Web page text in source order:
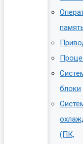
блоки
(ПК,